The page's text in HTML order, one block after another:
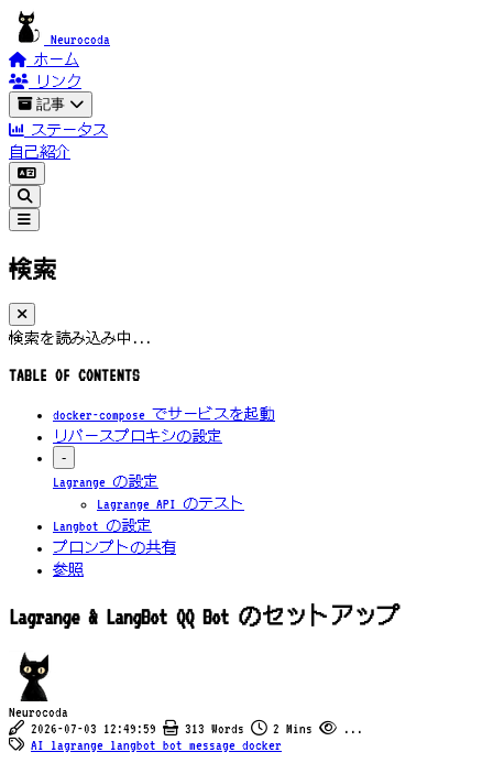
Neurocoda
ホーム
リンク
記事
ステータス
自己紹介
検索
検索を読み込み中...
TABLE OF CONTENTS
docker-compose でサービスを起動
リバースプロキシの設定
-
Lagrange の設定
Lagrange API のテスト
Langbot の設定
プロンプトの共有
参照
Lagrange & LangBot QQ Bot のセットアップ
Neurocoda
2026-07-03 12:49:59
313 Words 2 Mins
...
AI lagrange langbot bot message docker